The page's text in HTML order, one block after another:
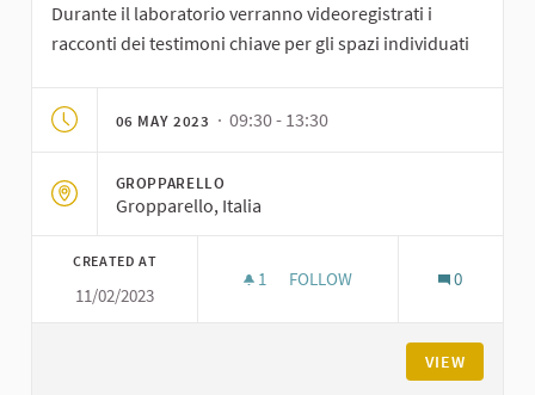
Durante il laboratorio verranno videoregistrati i
racconti dei testimoni chiave per gli spazi individuati
06 MAY 2023 · 09:30 - 13:30
GROPPARELLO
Gropparello, Italia
CREATED AT
11/02/2023
1 1 FOLLOWER
FOLLOW 0
VIEW